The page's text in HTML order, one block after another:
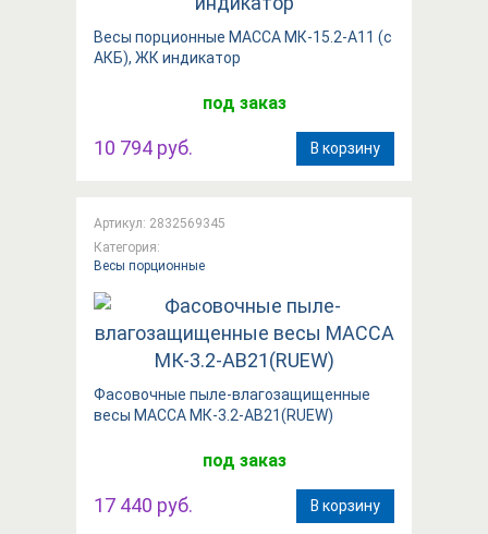
Весы порционные МАССА МК-15.2-А11 (с
АКБ), ЖК индикатор
под заказ
10 794 руб. В корзину
Артикул: 2832569345
Категория:
Весы порционные
Фасовочные пыле-влагозащищенные
весы МАССА МК-3.2-АВ21(RUEW)
под заказ
17 440 руб. В корзину